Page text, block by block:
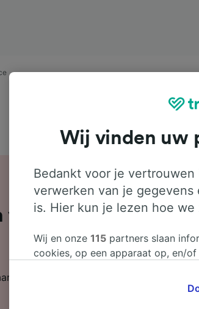
van Cannes naar
Nice wilt reizen, dan ben je op de
Wij vinden uw
Bedankt voor je
verwerken van je
is. Hier kun je lezen hoe
Wij en onze 115 partners slaan
cookies, op een apparaat op, en/
wijzigen door hieronder te klikken.
bezwaar te maken in alle gevallen